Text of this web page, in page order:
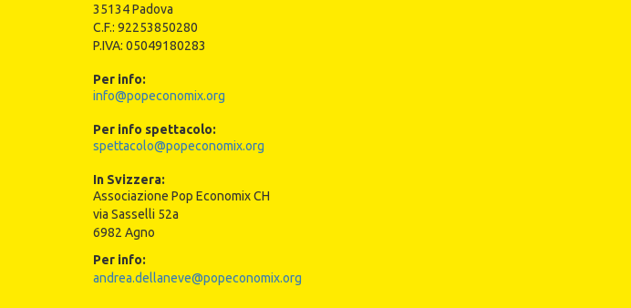
35134 Padova
C.F.: 92253850280
P.IVA: 05049180283
Per info:
info@popeconomix.org
Per info spettacolo:
spettacolo@popeconomix.org
In Svizzera:
Associazione Pop Economix CH
via Sasselli 52a
6982 Agno
Per info:
andrea.dellaneve@popeconomix.org